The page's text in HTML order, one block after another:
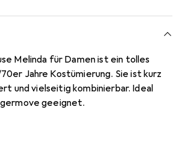
Melinda für Damen ist ein tolles
Jahre Kostümierung. Sie ist kurz
und vielseitig kombinierbar. Ideal
geeignet.